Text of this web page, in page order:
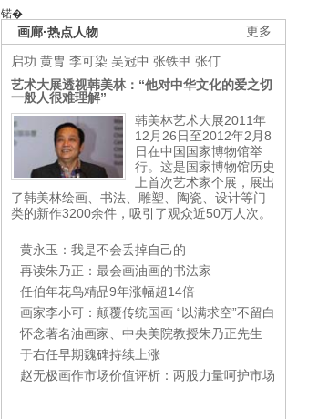
锘�
更多
画廊·热点人物
启功 黄胄 李可染 吴冠中 张铁甲 张仃
艺术大展透视韩美林：“他对中华文化的爱之切
一般人很难理解”
韩美林艺术大展2011年
12月26日至2012年2月8
日在中国国家博物馆举
行。这是国家博物馆历史
上首次艺术家个展，展出
了韩美林绘画、书法、雕塑、陶瓷、设计等门
类的新作3200余件，吸引了观众近50万人次。
黄永玉：我是不会丢掉自己的
再读朱乃正：最会画油画的书法家
任伯年花鸟精品9年涨幅超14倍
画家李小可：颠覆传统国画 “以满求空”不留白
怀念著名油画家、中央美院教授朱乃正先生
于右任早期魏碑持续上涨
赵无极画作市场价值评析：两股力量呵护市场